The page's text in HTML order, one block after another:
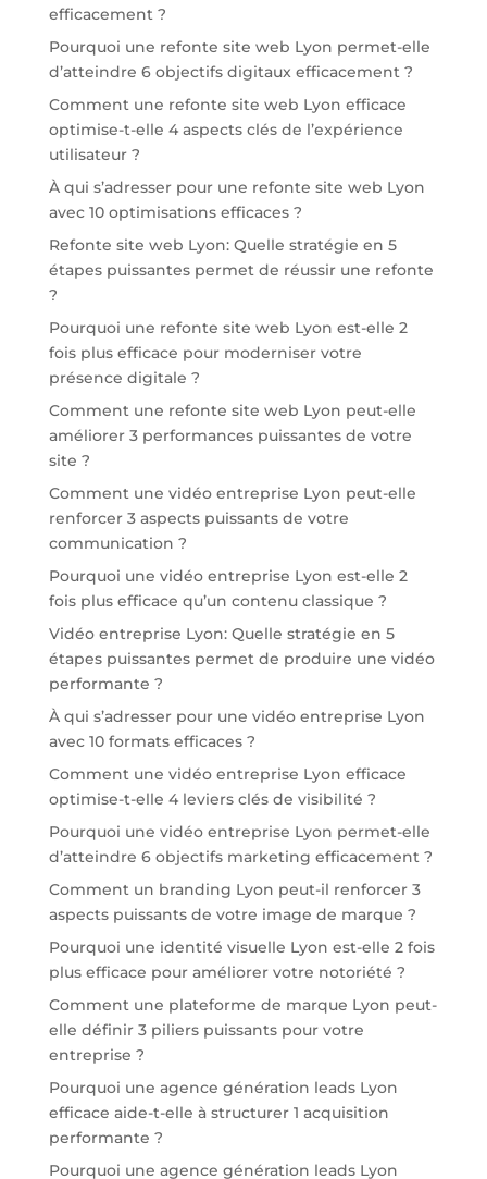
efficacement ?
Pourquoi une refonte site web Lyon permet-elle
d’atteindre 6 objectifs digitaux efficacement ?
Comment une refonte site web Lyon efficace
optimise-t-elle 4 aspects clés de l’expérience
utilisateur ?
À qui s’adresser pour une refonte site web Lyon
avec 10 optimisations efficaces ?
Refonte site web Lyon: Quelle stratégie en 5
étapes puissantes permet de réussir une refonte
?
Pourquoi une refonte site web Lyon est-elle 2
fois plus efficace pour moderniser votre
présence digitale ?
Comment une refonte site web Lyon peut-elle
améliorer 3 performances puissantes de votre
site ?
Comment une vidéo entreprise Lyon peut-elle
renforcer 3 aspects puissants de votre
communication ?
Pourquoi une vidéo entreprise Lyon est-elle 2
fois plus efficace qu’un contenu classique ?
Vidéo entreprise Lyon: Quelle stratégie en 5
étapes puissantes permet de produire une vidéo
performante ?
À qui s’adresser pour une vidéo entreprise Lyon
avec 10 formats efficaces ?
Comment une vidéo entreprise Lyon efficace
optimise-t-elle 4 leviers clés de visibilité ?
Pourquoi une vidéo entreprise Lyon permet-elle
d’atteindre 6 objectifs marketing efficacement ?
Comment un branding Lyon peut-il renforcer 3
aspects puissants de votre image de marque ?
Pourquoi une identité visuelle Lyon est-elle 2 fois
plus efficace pour améliorer votre notoriété ?
Comment une plateforme de marque Lyon peut-
elle définir 3 piliers puissants pour votre
entreprise ?
Pourquoi une agence génération leads Lyon
efficace aide-t-elle à structurer 1 acquisition
performante ?
Pourquoi une agence génération leads Lyon